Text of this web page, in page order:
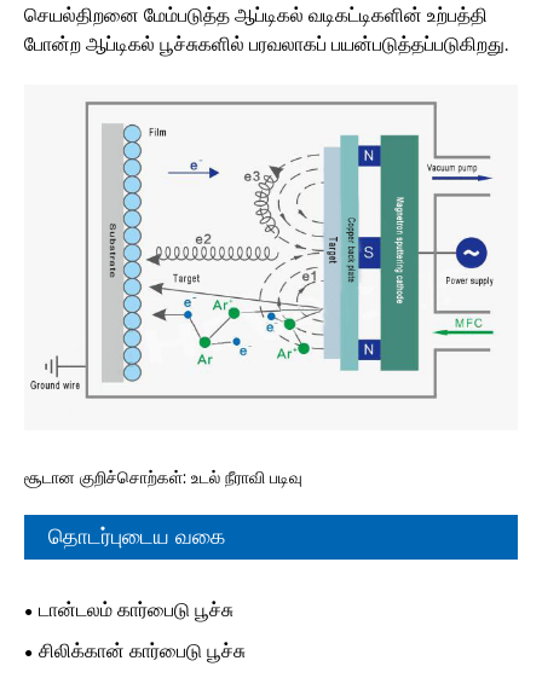
செயல்திறனை மேம்படுத்த ஆப்டிகல் வடிகட்டிகளின் உற்பத்தி
போன்ற ஆப்டிகல் பூச்சுகளில் பரவலாகப் பயன்படுத்தப்படுகிறது.
சூடான குறிச்சொற்கள்: உடல் நீராவி படிவு
தொடர்புடைய வகை
டான்டலம் கார்பைடு பூச்சு
சிலிக்கான் கார்பைடு பூச்சு